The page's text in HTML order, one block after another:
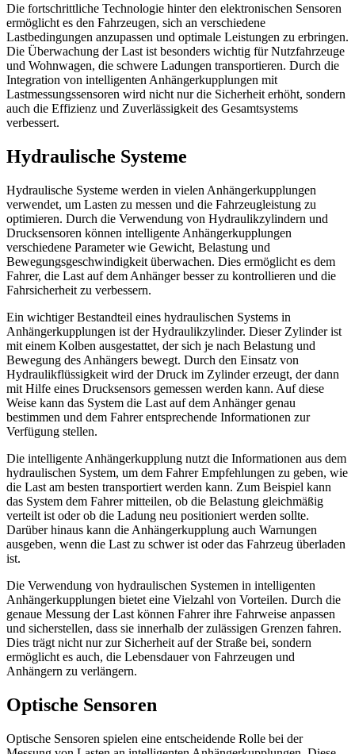
Die fortschrittliche Technologie hinter den elektronischen Sensoren
ermöglicht es den Fahrzeugen, sich an verschiedene
Lastbedingungen anzupassen und optimale Leistungen zu erbringen.
Die Überwachung der Last ist besonders wichtig für Nutzfahrzeuge
und Wohnwagen, die schwere Ladungen transportieren. Durch die
Integration von intelligenten Anhängerkupplungen mit
Lastmessungssensoren wird nicht nur die Sicherheit erhöht, sondern
auch die Effizienz und Zuverlässigkeit des Gesamtsystems
verbessert.
Hydraulische Systeme
Hydraulische Systeme werden in vielen Anhängerkupplungen
verwendet, um Lasten zu messen und die Fahrzeugleistung zu
optimieren. Durch die Verwendung von Hydraulikzylindern und
Drucksensoren können intelligente Anhängerkupplungen
verschiedene Parameter wie Gewicht, Belastung und
Bewegungsgeschwindigkeit überwachen. Dies ermöglicht es dem
Fahrer, die Last auf dem Anhänger besser zu kontrollieren und die
Fahrsicherheit zu verbessern.
Ein wichtiger Bestandteil eines hydraulischen Systems in
Anhängerkupplungen ist der Hydraulikzylinder. Dieser Zylinder ist
mit einem Kolben ausgestattet, der sich je nach Belastung und
Bewegung des Anhängers bewegt. Durch den Einsatz von
Hydraulikflüssigkeit wird der Druck im Zylinder erzeugt, der dann
mit Hilfe eines Drucksensors gemessen werden kann. Auf diese
Weise kann das System die Last auf dem Anhänger genau
bestimmen und dem Fahrer entsprechende Informationen zur
Verfügung stellen.
Die intelligente Anhängerkupplung nutzt die Informationen aus dem
hydraulischen System, um dem Fahrer Empfehlungen zu geben, wie
die Last am besten transportiert werden kann. Zum Beispiel kann
das System dem Fahrer mitteilen, ob die Belastung gleichmäßig
verteilt ist oder ob die Ladung neu positioniert werden sollte.
Darüber hinaus kann die Anhängerkupplung auch Warnungen
ausgeben, wenn die Last zu schwer ist oder das Fahrzeug überladen
ist.
Die Verwendung von hydraulischen Systemen in intelligenten
Anhängerkupplungen bietet eine Vielzahl von Vorteilen. Durch die
genaue Messung der Last können Fahrer ihre Fahrweise anpassen
und sicherstellen, dass sie innerhalb der zulässigen Grenzen fahren.
Dies trägt nicht nur zur Sicherheit auf der Straße bei, sondern
ermöglicht es auch, die Lebensdauer von Fahrzeugen und
Anhängern zu verlängern.
Optische Sensoren
Optische Sensoren spielen eine entscheidende Rolle bei der